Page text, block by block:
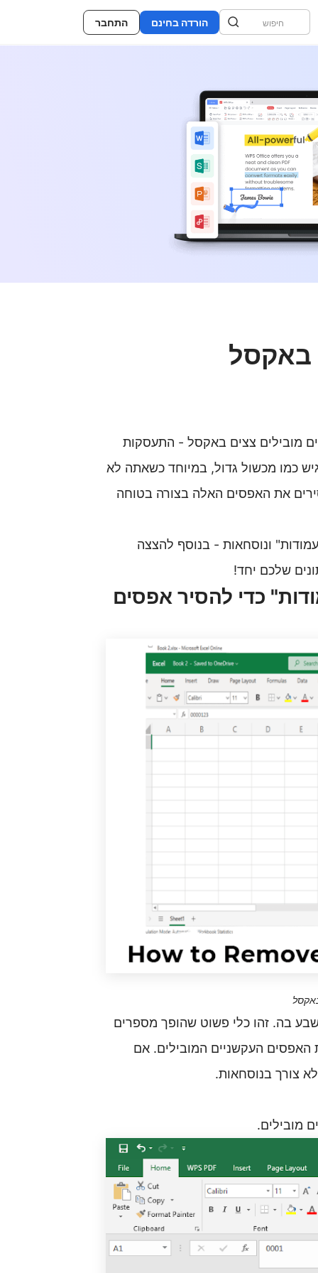
הורדה בחינם התחבר
באקסל
מובילים צצים באקסל - התעסקות
כמו מכשול גדול, במיוחד כשאתה לא
את האפסים האלה בצורה בטוחה
ונוסחאות - בנוסף להצצה
שלכם יחד!
כדי להסיר אפסים
בה. זהו כלי פשוט שהופך מספרים
העקשניים המובילים. אם
צורך בנוסחאות.
מובילים.